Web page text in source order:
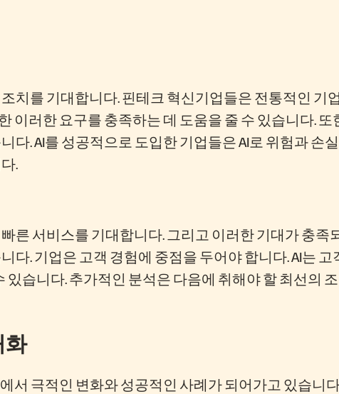
치를 기대합니다. 핀테크 혁신기업들은 전통적인
이러한 요구를 충족하는 데 도움을 줄 수 있습니다.
다. AI를 성공적으로 도입한 기업들은 AI로 위험과 손
.
른 서비스를 기대합니다. 그리고 이러한 기대가 충
다. 기업은 고객 경험에 중점을 두어야 합니다. AI는
있습니다. 추가적인 분석은 다음에 취해야 할 최선의
화
서 극적인 변화와 성공적인 사례가 되어가고 있습니